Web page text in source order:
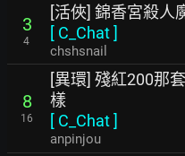
3
4
[活俠] 錦香宮殺人
[ C_Chat]
chshsnail
8
16
[異環] 殘紅200那
樣
[ C_Chat]
anpinjou